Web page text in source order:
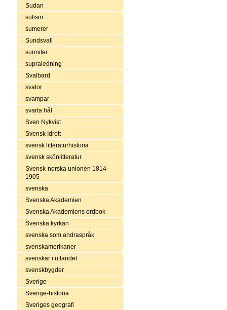
Sudan
sufism
sumerer
Sundsvall
sunniter
supraledning
Svalbard
svalor
svampar
svarta hål
Sven Nykvist
Svensk Idrott
svensk litteraturhistoria
svensk skönlitteratur
Svensk-norska unionen 1814-
1905
svenska
Svenska Akademien
Svenska Akademiens ordbok
Svenska kyrkan
svenska som andraspråk
svenskamerikaner
svenskar i utlandet
svenskbygder
Sverige
Sverige-historia
Sveriges geografi